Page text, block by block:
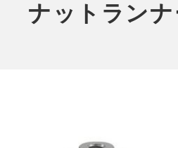
ナットランナ